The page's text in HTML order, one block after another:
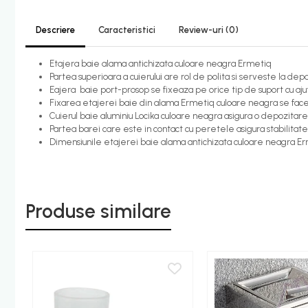
Lustra Pendul LED
Incalzire
Calorifere electrice
Uscatoare senzor
Uscatoare de maini
Uscatoare tip Hotel
Racorduri alimentare
Robinet coltar
Bara sprijin - dizabilitati
Descriere Caracteristici Review-uri (0)
Etajera baie alama antichizata culoare neagra Ermetiq
Partea superioara a cuierului are rol de polita si serveste la
Eajera baie port-prosop se fixeaza pe orice tip de suport cu
Fixarea etajerei baie din alama Ermetiq culoare neagra se
Cuierul baie aluminiu Locika culoare neagra asigura o
Partea barei care este in contact cu peretele asigura
Dimensiunile etajerei baie alama antichizata culoare neagra
Produse similare